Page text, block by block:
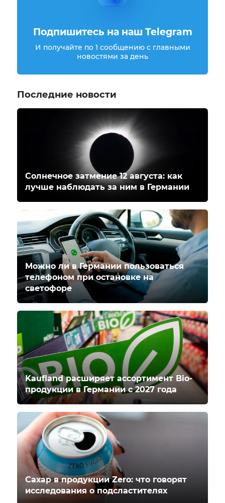
Подпишитесь на наш Telegram
И получайте по 1 сообщению с главными
новостями за день
Последние новости
Солнечное затмение 12 августа: как
лучше наблюдать за ним в Германии
Можно ли в Германии пользоваться
телефоном при остановке на
светофоре
Kaufland расширяет ассортимент Bio-
продукции в Германии с 2027 года
Сахар в продукции Zero: что говорят
исследования о подсластителях